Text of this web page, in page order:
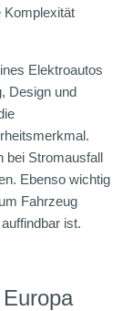
Komplexität
Elektroautos
Design und
bei Stromausfall
Ebenso wichtig
Fahrzeug
ist.